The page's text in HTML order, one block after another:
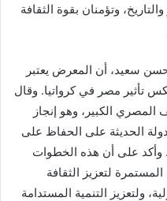
وتؤمنان بقوة الثقافة
حسن سعيد، أن المعرض يعتبر
تأثير مصر في كرواتيا. وقال
المصري الكبير، وهو إنجاز
الحديثة على الحفاظ على
وأكد على أن هذه الخطوات
لتعزيز الثقافة
ولتعزيز التنمية المستدامة